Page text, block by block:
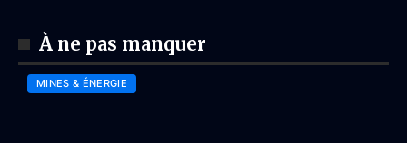
À ne pas manquer
MINES & ÉNERGIE